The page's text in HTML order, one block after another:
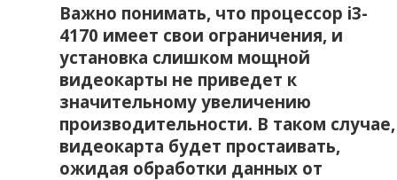
Важно понимать‚ что процессор i3-
4170 имеет свои ограничения‚ и
установка слишком мощной
видеокарты не приведет к
значительному увеличению
производительности. В таком случае‚
видеокарта будет простаивать‚
ожидая обработки данных от